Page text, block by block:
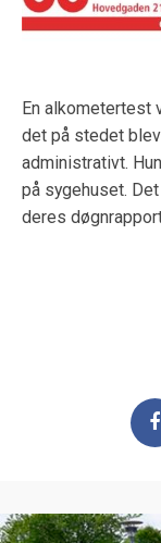
En alkometertest
det på stedet
administrativt.
på sygehuset.
deres